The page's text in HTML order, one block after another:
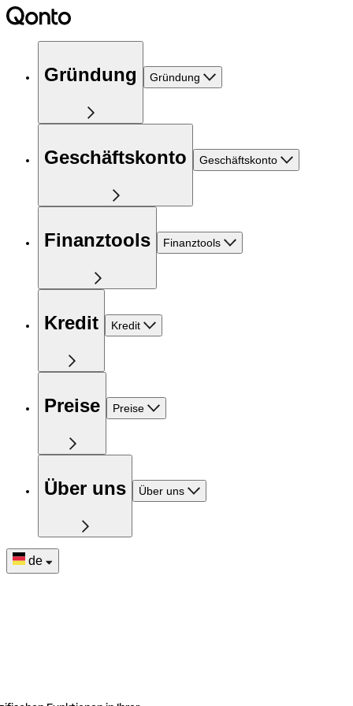
Gründung Gründung
Geschäftskonto Geschäftskonto
Finanztools Finanztools
Kredit Kredit
Preise Preise
Über uns Über uns
de